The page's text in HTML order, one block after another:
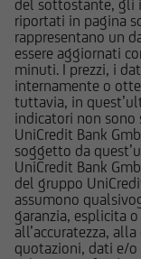
del sottostante, gli
riportati in pagina
rappresentano un
essere aggiornati
minuti. I prezzi, i
internamente o
tuttavia, in
indicatori non
UniCredit Bank
soggetto da
UniCredit Bank
del gruppo
assumono
garanzia, esplicita
all’accuratezza,
quotazioni, dati e/
Succursale
prese
delle
Sito.
UniCredit
società del
potrebbero
interessi
finanziari
documenti